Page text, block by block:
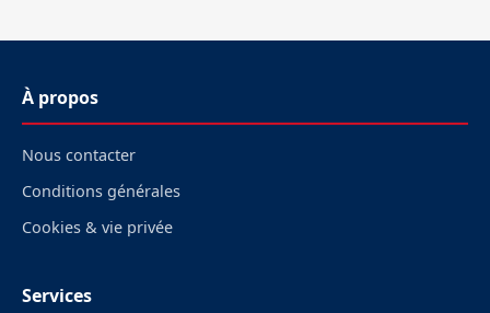
À propos
Nous contacter
Conditions générales
Cookies & vie privée
Services